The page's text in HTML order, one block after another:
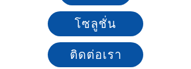
โซลูชั่น
ติดต่อเรา